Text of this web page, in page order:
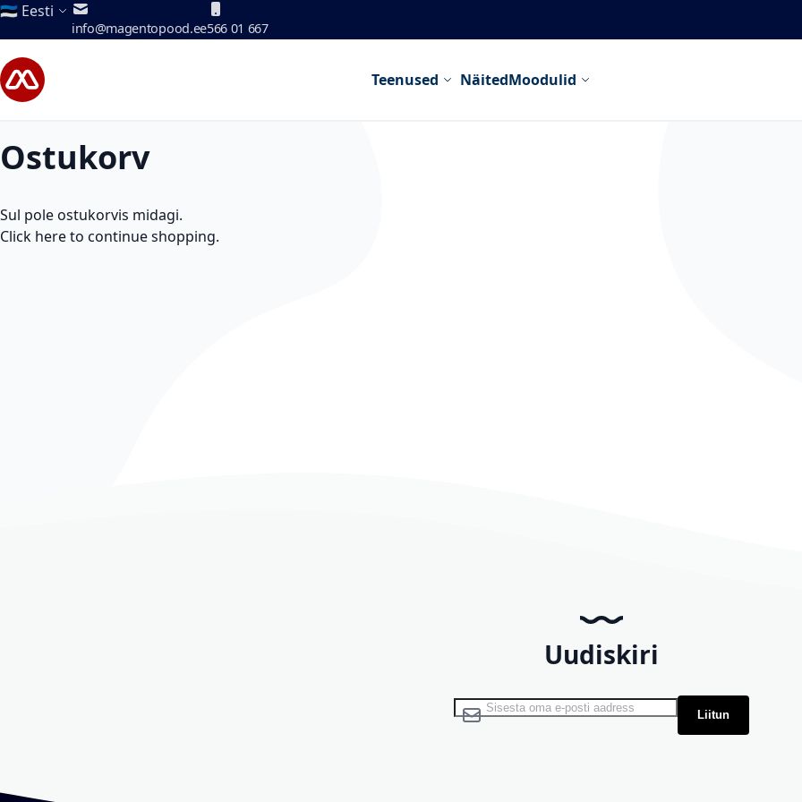
Mine sisu juurde
Language
🇪🇪 Eesti
info@magentopood.ee566 01 667
Teenused NäitedMoodulid
Ostukorv
Sul pole ostukorvis midagi.
Click hereto continue shopping.
Uudiskiri
Liitu uudiskirjaga: Liitun